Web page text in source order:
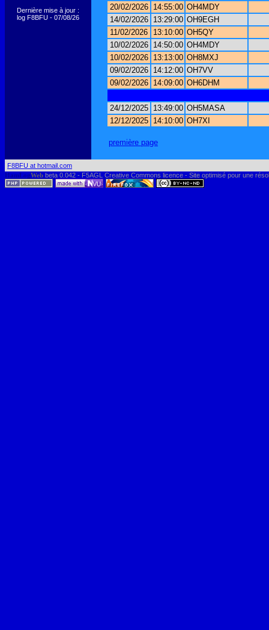
Dernière mise à jour :
log F8BFU - 07/08/26
20/02/2026
14:55:00 OH4MDY
14/02/2026
13:29:00 OH9EGH
11/02/2026
13:10:00 OH5QY
10/02/2026
14:50:00 OH4MDY
10/02/2026
13:13:00 OH8MXJ
09/02/2026
14:12:00 OH7VV
09/02/2026
14:09:00 OH6DHM
24/12/2025 13:49:00 OH5MASA
12/12/2025
14:10:00 OH7XI
première page
F8BFU at hotmail.com
HamLogWeb beta 0.042 - F5AGL Creative Commons licence - Site optimisé pour une